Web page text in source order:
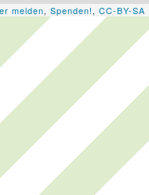
melden, Spenden!, CC-BY-SA